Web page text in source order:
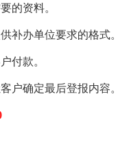
的资料。
补办单位要求的格式。
付款。
户确定最后登报内容。